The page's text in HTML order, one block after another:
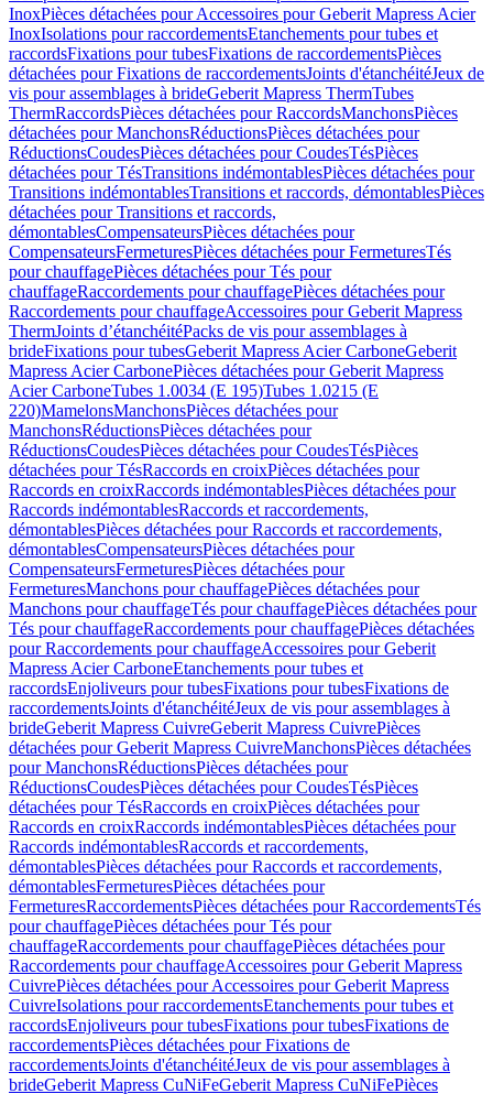
InoxPièces détachées pour Accessoires pour Geberit Mapress Acier
InoxIsolations pour raccordementsEtanchements pour tubes et
raccordsFixations pour tubesFixations de raccordementsPièces
détachées pour Fixations de raccordementsJoints d'étanchéitéJeux de
vis pour assemblages à brideGeberit Mapress ThermTubes
ThermRaccordsPièces détachées pour RaccordsManchonsPièces
détachées pour ManchonsRéductionsPièces détachées pour
RéductionsCoudesPièces détachées pour CoudesTésPièces
détachées pour TésTransitions indémontablesPièces détachées pour
Transitions indémontablesTransitions et raccords, démontablesPièces
détachées pour Transitions et raccords,
démontablesCompensateursPièces détachées pour
CompensateursFermeturesPièces détachées pour FermeturesTés
pour chauffagePièces détachées pour Tés pour
chauffageRaccordements pour chauffagePièces détachées pour
Raccordements pour chauffageAccessoires pour Geberit Mapress
ThermJoints d’étanchéitéPacks de vis pour assemblages à
brideFixations pour tubesGeberit Mapress Acier CarboneGeberit
Mapress Acier CarbonePièces détachées pour Geberit Mapress
Acier CarboneTubes 1.0034 (E 195)Tubes 1.0215 (E
220)MamelonsManchonsPièces détachées pour
ManchonsRéductionsPièces détachées pour
RéductionsCoudesPièces détachées pour CoudesTésPièces
détachées pour TésRaccords en croixPièces détachées pour
Raccords en croixRaccords indémontablesPièces détachées pour
Raccords indémontablesRaccords et raccordements,
démontablesPièces détachées pour Raccords et raccordements,
démontablesCompensateursPièces détachées pour
CompensateursFermeturesPièces détachées pour
FermeturesManchons pour chauffagePièces détachées pour
Manchons pour chauffageTés pour chauffagePièces détachées pour
Tés pour chauffageRaccordements pour chauffagePièces détachées
pour Raccordements pour chauffageAccessoires pour Geberit
Mapress Acier CarboneEtanchements pour tubes et
raccordsEnjoliveurs pour tubesFixations pour tubesFixations de
raccordementsJoints d'étanchéitéJeux de vis pour assemblages à
brideGeberit Mapress CuivreGeberit Mapress CuivrePièces
détachées pour Geberit Mapress CuivreManchonsPièces détachées
pour ManchonsRéductionsPièces détachées pour
RéductionsCoudesPièces détachées pour CoudesTésPièces
détachées pour TésRaccords en croixPièces détachées pour
Raccords en croixRaccords indémontablesPièces détachées pour
Raccords indémontablesRaccords et raccordements,
démontablesPièces détachées pour Raccords et raccordements,
démontablesFermeturesPièces détachées pour
FermeturesRaccordementsPièces détachées pour RaccordementsTés
pour chauffagePièces détachées pour Tés pour
chauffageRaccordements pour chauffagePièces détachées pour
Raccordements pour chauffageAccessoires pour Geberit Mapress
CuivrePièces détachées pour Accessoires pour Geberit Mapress
CuivreIsolations pour raccordementsEtanchements pour tubes et
raccordsEnjoliveurs pour tubesFixations pour tubesFixations de
raccordementsPièces détachées pour Fixations de
raccordementsJoints d'étanchéitéJeux de vis pour assemblages à
brideGeberit Mapress CuNiFeGeberit Mapress CuNiFePièces